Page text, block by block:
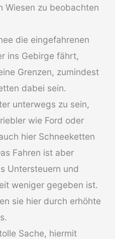
Wiesen zu beobachten
die eingefahrenen
ins Gebirge fährt,
Grenzen, zumindest
dabei sein.
unterwegs zu sein,
wie Ford oder
hier Schneeketten
Fahren ist aber
Untersteuern und
weniger gegeben ist.
sie hier durch erhöhte
Sache, hiermit